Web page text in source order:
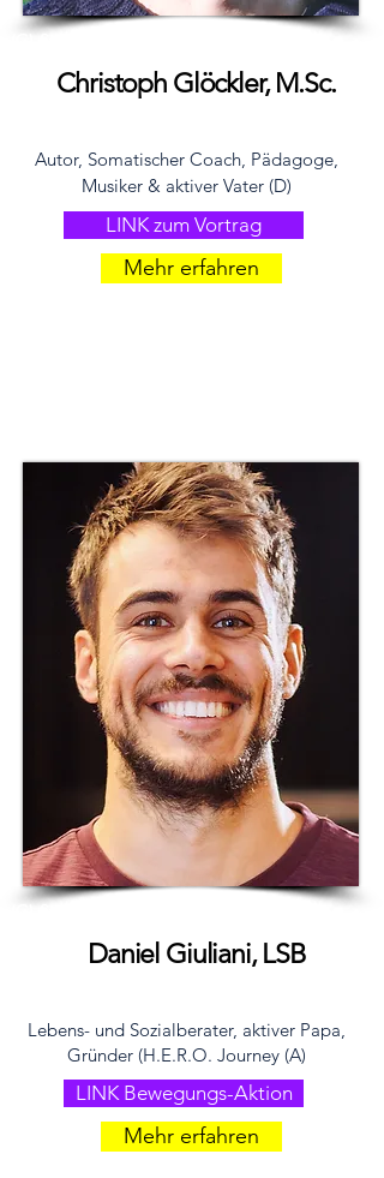
Christoph Glöckler, M.Sc.
Autor, Somatischer Coach, Pädagoge,
Musiker & aktiver Vater (D)
LINK zum Vortrag
Mehr erfahren
Daniel Giuliani, LSB
Lebens- und Sozialberater, aktiver Papa,
Gründer (H.E.R.O. Journey (A)
LINK Bewegungs-Aktion
Mehr erfahren